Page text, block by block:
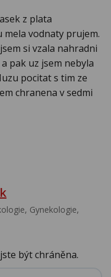
z plata
vodnaty prujem.
si vzala nahradni
pak uz jsem nebyla
pocitat s tim ze
chranena v sedmi
Gynekologie,
být chráněna.